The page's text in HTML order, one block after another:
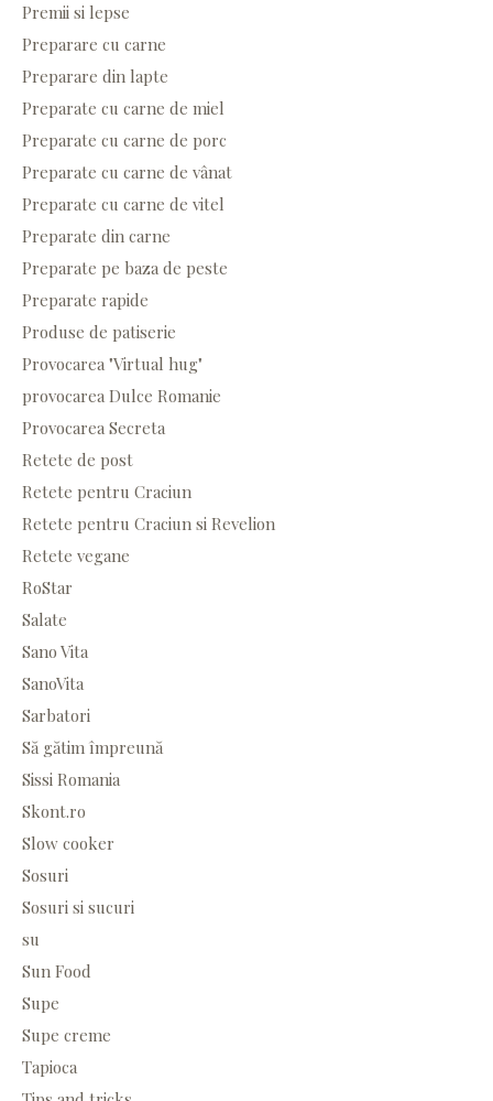
Premii si lepse
Preparare cu carne
Preparare din lapte
Preparate cu carne de miel
Preparate cu carne de porc
Preparate cu carne de vânat
Preparate cu carne de vitel
Preparate din carne
Preparate pe baza de peste
Preparate rapide
Produse de patiserie
Provocarea "Virtual hug"
provocarea Dulce Romanie
Provocarea Secreta
Retete de post
Retete pentru Craciun
Retete pentru Craciun si Revelion
Retete vegane
RoStar
Salate
Sano Vita
SanoVita
Sarbatori
Să gătim împreună
Sissi Romania
Skont.ro
Slow cooker
Sosuri
Sosuri si sucuri
su
Sun Food
Supe
Supe creme
Tapioca